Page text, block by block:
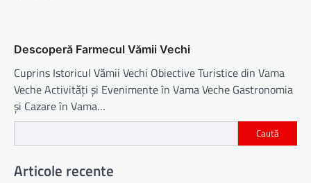
Descoperă Farmecul Vămii Vechi
Cuprins Istoricul Vămii Vechi Obiective Turistice din Vama
Veche Activități și Evenimente în Vama Veche Gastronomia
și Cazare în Vama…
Caută
Articole recente